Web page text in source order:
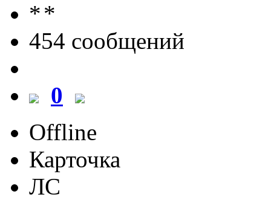
454 cообщений
0
Offline
Карточка
ЛС